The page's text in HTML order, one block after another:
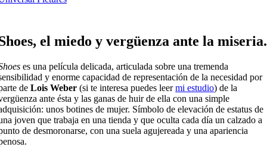
el miedo y vergüenza ante la miseria.
es una película delicada, articulada sobre una tremenda
y enorme capacidad de representación de la necesidad por
deLois Weber (si te interesa puedes leermi estudio) de la
ante ésta y las ganas de huir de ella con una simple
unos botines de mujer. Símbolo de elevación de estatus de
joven que trabaja en una tienda y que oculta cada día un calzado a
de desmoronarse, con una suela agujereada y una apariencia